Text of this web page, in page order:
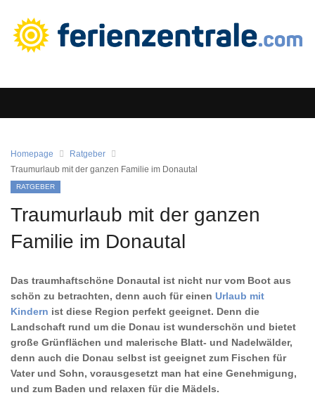
Homepage
Ratgeber
Traumurlaub mit der ganzen Familie im Donautal
RATGEBER
Traumurlaub mit der ganzen
Familie im Donautal
Das traumhaftschöne Donautal ist nicht nur vom Boot aus
schön zu betrachten, denn auch für einen Urlaub mit
Kindern ist diese Region perfekt geeignet. Denn die
Landschaft rund um die Donau ist wunderschön und bietet
große Grünflächen und malerische Blatt- und Nadelwälder,
denn auch die Donau selbst ist geeignet zum Fischen für
Vater und Sohn, vorausgesetzt man hat eine Genehmigung,
und zum Baden und relaxen für die Mädels.